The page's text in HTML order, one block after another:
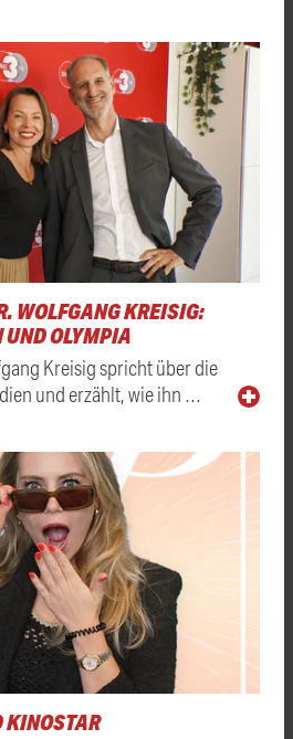
WOLFGANG KREISIG:
OLYMPIA
Kreisig spricht über die
und erzählt, wie ihn …
KINOSTAR